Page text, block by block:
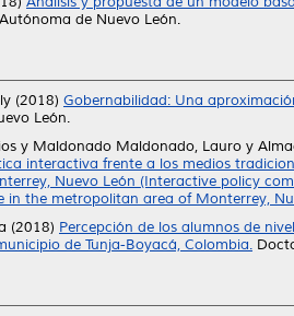
de Nuevo León.
(2018) Gobernabilidad: Una
León.
y Maldonado Maldonado, Lauro y
interactiva frente a los medios
Nuevo León (Interactive policy
in the metropolitan area of Monterrey,
(2018) Percepción de los alumnos de
de Tunja-Boyacá, Colombia.